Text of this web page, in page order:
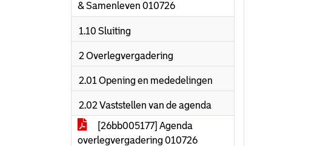
& Samenleven 010726
1.10 Sluiting
2 Overlegvergadering
2.01 Opening en mededelingen
2.02 Vaststellen van de agenda
[26bb005177] Agenda
overlegvergadering 010726